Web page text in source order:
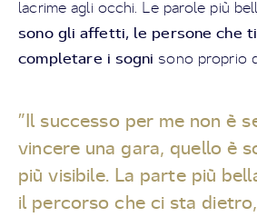
lacrime agli occhi. Le parole più
sono gli affetti, le persone che
completare i sogni sono proprio
”Il successo per me non è
vincere una gara, quello è
più visibile. La parte più
il percorso che ci sta